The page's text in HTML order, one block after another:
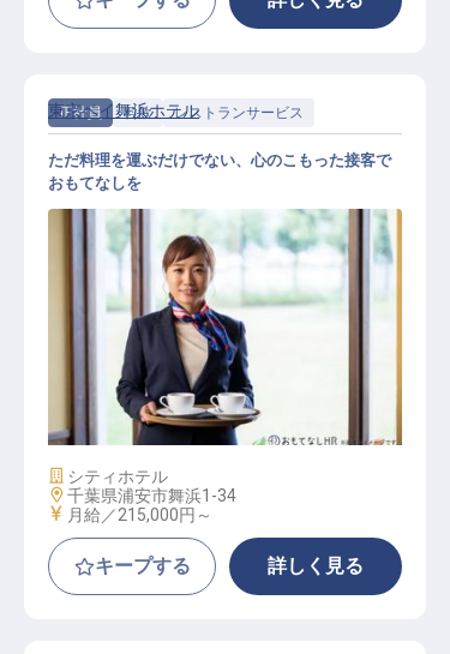
正社員 料飲 レストランサービス
レストランサービス
東京ベイ舞浜ホテル
ただ料理を運ぶだけでない、心のこもった接客で
おもてなしを
施設業態
シティホテル
勤務地
千葉県浦安市舞浜1-34
給与
月給／215,000円～
キープする 詳しく見る